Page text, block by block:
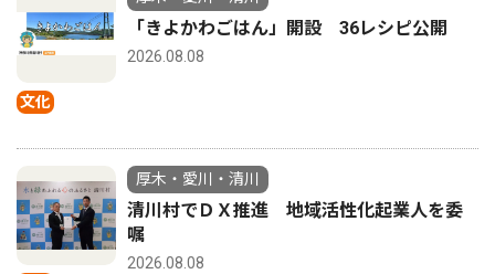
文化
「きよかわごはん」開設 36レシピ公開
2026.08.08
厚木・愛川・清川
清川村でＤＸ推進 地域活性化起業人を委
嘱
2026.08.08